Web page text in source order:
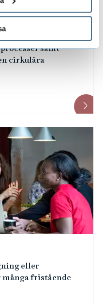
har
samt
cirkulära
eller
fristående